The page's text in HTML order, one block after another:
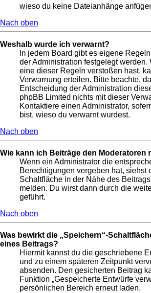
wieso du keine Dateianhänge
Nach oben
Weshalb wurde ich verwarnt?
In jedem Board gibt es eigene
der Administration festgelegt werden.
eine dieser Regeln verstoßen hast,
Verwarnung erteilen. Bitte beachte,
Entscheidung der Administration
phpBB Limited nichts mit dieser
Kontaktiere einen Administrator,
bist, wieso du verwarnt wurdest.
Nach oben
Wie kann ich Beiträge den Moderatoren
Wenn ein Administrator die
Berechtigungen vergeben hat, siehst
Schaltfläche in der Nähe des
melden. Du wirst dann durch die
geführt.
Nach oben
Was bewirkt die „Speichern“-
eines Beitrags?
Hiermit kannst du die geschriebene
und zu einem späteren Zeitpunkt
absenden. Den gesicherten Beitrag
Funktion „Gespeicherte Entwürfe
persönlichen Bereich erneut laden.